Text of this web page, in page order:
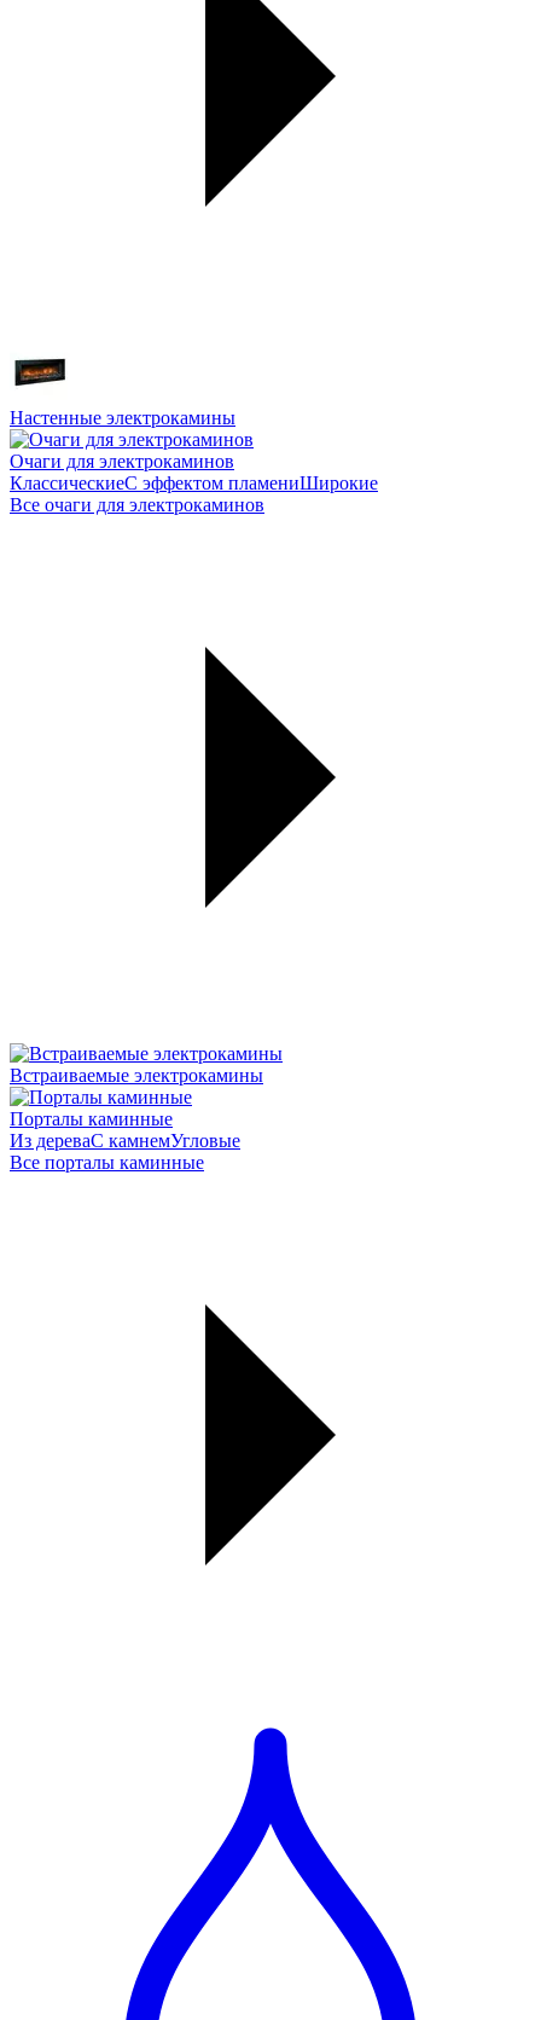
Настенные электрокамины
Очаги для электрокаминов
КлассическиеС эффектом пламениШирокие
Все очаги для электрокаминов
Встраиваемые электрокамины
Порталы каминные
Из дереваС камнемУгловые
Все порталы каминные